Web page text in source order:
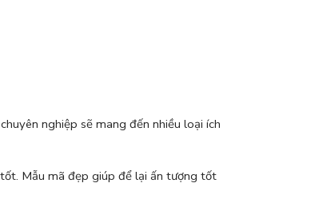
nghiệp sẽ mang đến nhiều loại ích
Mẫu mã đẹp giúp để lại ấn tượng tốt